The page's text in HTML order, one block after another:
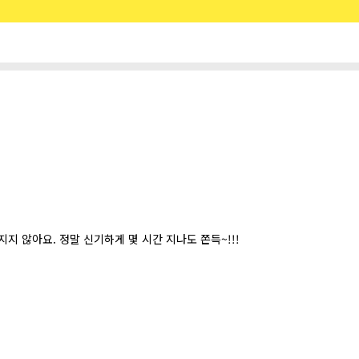
지 않아요. 정말 신기하게 몇 시간 지나도 쫀득~!!!